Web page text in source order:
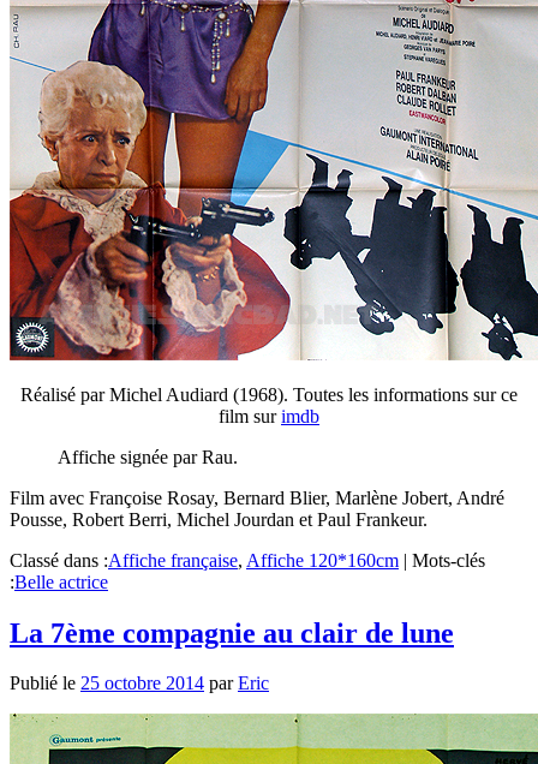
Réalisé par Michel Audiard (1968). Toutes les informations sur ce
film surimdb
Affiche signée par Rau.
Film avec Françoise Rosay, Bernard Blier, Marlène Jobert, André
Pousse, Robert Berri, Michel Jourdan et Paul Frankeur.
Classé dans :Affiche française, Affiche 120*160cm | Mots-clés
:Belle actrice
La 7ème compagnie au clair de lune
Publié le 25 octobre 2014 parEric